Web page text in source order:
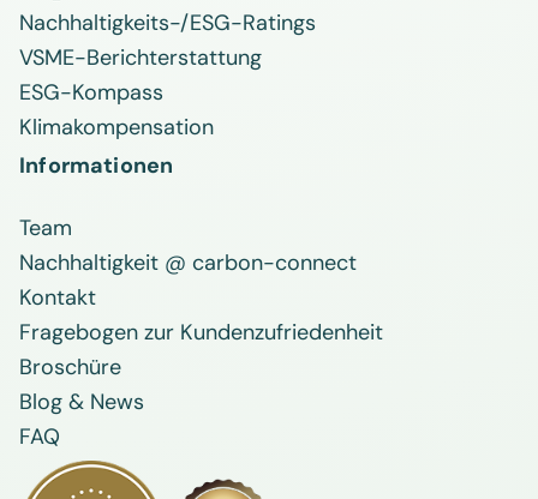
Nachhaltigkeits-/ESG-Ratings
VSME-Berichterstattung
ESG-Kompass
Klimakompensation
Informationen
Team
Nachhaltigkeit @ carbon-connect
Kontakt
Fragebogen zur Kundenzufriedenheit
Broschüre
Blog & News
FAQ